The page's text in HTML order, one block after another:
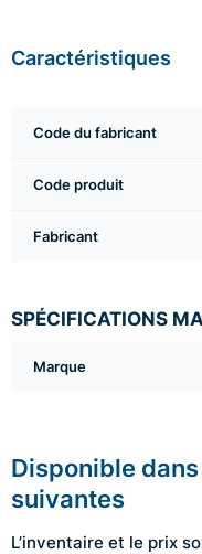
Caractéristiques
Code du fabricant
Code produit
Fabricant
SPÉCIFICATIONS
Marque
Disponible
suivantes
L’inventaire et le prix